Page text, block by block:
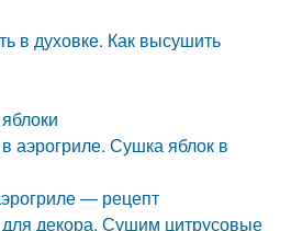
в духовке. Как высушить
аэрогриле. Сушка яблок в
— рецепт
для декора. Сушим цитрусовые